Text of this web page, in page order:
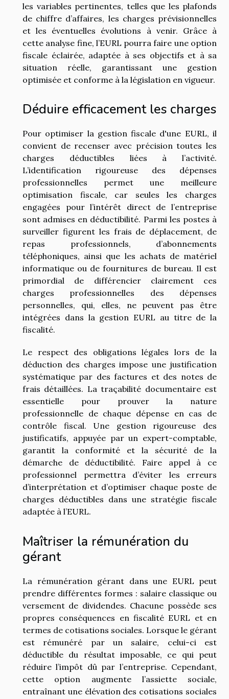
les variables pertinentes, telles que les plafonds
de chiffre d’affaires, les charges prévisionnelles
et les éventuelles évolutions à venir. Grâce à
cette analyse fine, l’EURL pourra faire une option
fiscale éclairée, adaptée à ses objectifs et à sa
situation réelle, garantissant une gestion
optimisée et conforme à la législation en vigueur.
Déduire efficacement les charges
Pour optimiser la gestion fiscale d'une EURL, il
convient de recenser avec précision toutes les
charges déductibles liées à l’activité.
L’identification rigoureuse des dépenses
professionnelles permet une meilleure
optimisation fiscale, car seules les charges
engagées pour l’intérêt direct de l’entreprise
sont admises en déductibilité. Parmi les postes à
surveiller figurent les frais de déplacement, de
repas professionnels, d’abonnements
téléphoniques, ainsi que les achats de matériel
informatique ou de fournitures de bureau. Il est
primordial de différencier clairement ces
charges professionnelles des dépenses
personnelles, qui, elles, ne peuvent pas être
intégrées dans la gestion EURL au titre de la
fiscalité.
Le respect des obligations légales lors de la
déduction des charges impose une justification
systématique par des factures et des notes de
frais détaillées. La traçabilité documentaire est
essentielle pour prouver la nature
professionnelle de chaque dépense en cas de
contrôle fiscal. Une gestion rigoureuse des
justificatifs, appuyée par un expert-comptable,
garantit la conformité et la sécurité de la
démarche de déductibilité. Faire appel à ce
professionnel permettra d’éviter les erreurs
d’interprétation et d’optimiser chaque poste de
charges déductibles dans une stratégie fiscale
adaptée à l’EURL.
Maîtriser la rémunération du
gérant
La rémunération gérant dans une EURL peut
prendre différentes formes : salaire classique ou
versement de dividendes. Chacune possède ses
propres conséquences en fiscalité EURL et en
termes de cotisations sociales. Lorsque le gérant
est rémunéré par un salaire, celui-ci est
déductible du résultat imposable, ce qui peut
réduire l’impôt dû par l’entreprise. Cependant,
cette option augmente l’assiette sociale,
entraînant une élévation des cotisations sociales